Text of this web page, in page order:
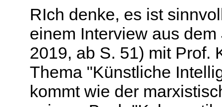
RIch denke, es ist
einem Interview aus
2019, ab S. 51) mit Prof.
Thema "Künstliche
kommt wie der